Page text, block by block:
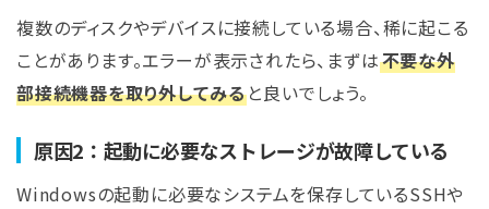
複数のディスクやデバイスに接続している場合、稀に起こる
ことがあります。エラーが表示されたら、まずは不要な外
部接続機器を取り外してみると良いでしょう。
原因2：起動に必要なストレージが故障している
Windowsの起動に必要なシステムを保存しているSSHや